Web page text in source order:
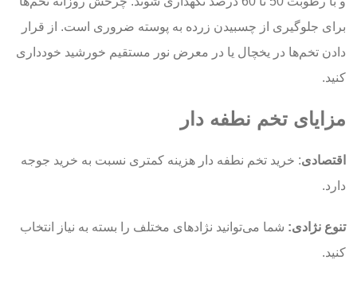
برای جلوگیری از چسبیدن زرده به پوسته ضروری است. از قرار
دادن تخم‌ها در یخچال یا در معرض نور مستقیم خورشید خودداری
کنید.
مزایای تخم نطفه دار
اقتصادی: خرید تخم نطفه دار هزینه کمتری نسبت به خرید جوجه
دارد.
تنوع نژادی: شما می‌توانید نژادهای مختلف را بسته به نیاز انتخاب
کنید.